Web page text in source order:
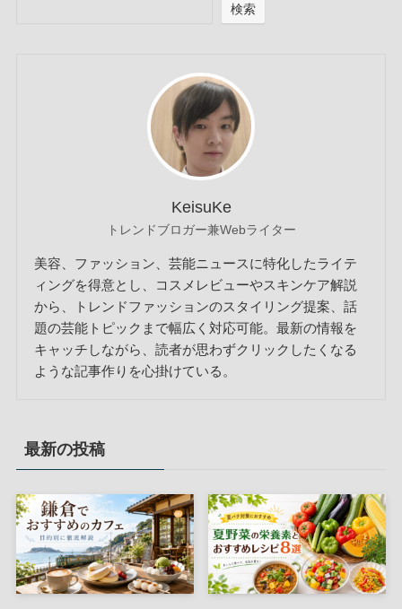
検索
KeisuKe
トレンドブロガー兼Webライター
美容、ファッション、芸能ニュースに特化したライテ
ィングを得意とし、コスメレビューやスキンケア解説
から、トレンドファッションのスタイリング提案、話
題の芸能トピックまで幅広く対応可能。最新の情報を
キャッチしながら、読者が思わずクリックしたくなる
ような記事作りを心掛けている。
最新の投稿